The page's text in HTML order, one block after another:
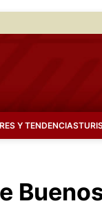
Y TENDENCIAS